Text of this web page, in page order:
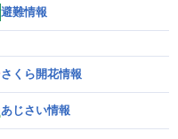
避難情報
さくら開花情報
あじさい情報